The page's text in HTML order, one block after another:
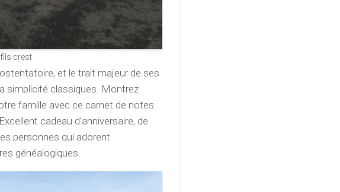
crest
et le trait majeur de ses
simplicité classiques. Montrez
famille avec ce carnet de notes
cadeau d’anniversaire, de
personnes qui adorent
généalogiques.